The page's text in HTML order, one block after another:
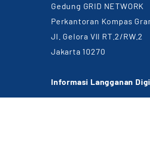
Gedung GRID NETWORK
Perkantoran Kompas
Jl. Gelora VII RT.2/RW.2
Jakarta 10270
Informasi Langganan